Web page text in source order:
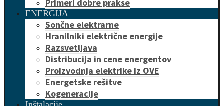
Primeri dobre prakse
ENERGIJA
Sončne elektrarne
Hranilniki električne energije
Razsvetljava
Distribucija in cene energentov
Proizvodnja elektrike iz OVE
Energetske rešitve
Kogeneracije
Inštalacije